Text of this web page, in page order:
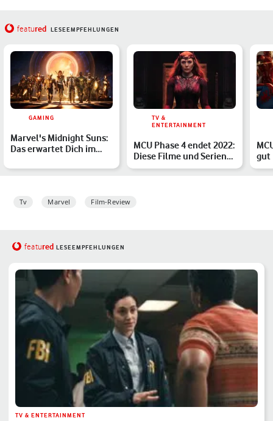
featured LESEEMPFEHLUNGEN
GAMING
Marvel's Midnight Suns:
Das erwartet Dich im
TV &
ENTERTAINMENT
MCU Phase 4 endet 2022:
Diese Filme und Serien
erwarten uns noch
gut
Tv Marvel Film-Review
featured LESEEMPFEHLUNGEN
TV & ENTERTAINMENT